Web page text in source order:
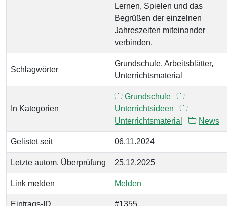
Lernen, Spielen und das
Begrüßen der einzelnen
Jahreszeiten miteinander
verbinden.
Schlagwörter
Grundschule, Arbeitsblätter,
Unterrichtsmaterial
In Kategorien
Grundschule
Unterrichtsideen
Unterrichtsmaterial
News
Gelistet seit 06.11.2024
Letzte autom. Überprüfung 25.12.2025
Link melden Melden